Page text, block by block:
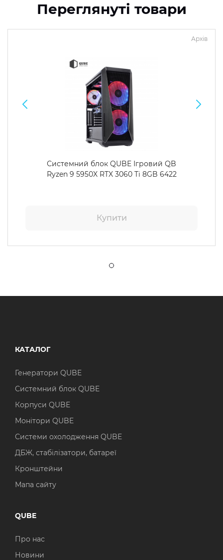
Переглянуті товари
Архів
Системний блок QUBE Ігровий QB
Ryzen 9 5950X RTX 3060 Ti 8GB 6422
Купити
КАТАЛОГ
Генератори QUBE
Системний блок QUBE
Корпуси QUBE
Монітори QUBE
Системи охолодження QUBE
ДБЖ, стабілізатори, батареї
Кронштейни
Мапа сайту
QUBE
Про нас
Новини